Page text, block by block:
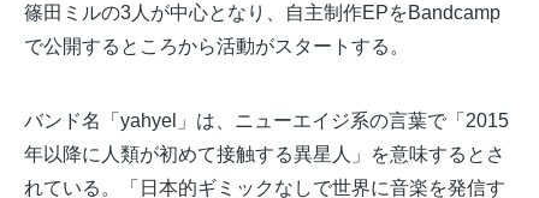
篠田ミルの3人が中心となり、自主制作EPをBandcamp
で公開するところから活動がスタートする。
バンド名「yahyel」は、ニューエイジ系の言葉で「2015
年以降に人類が初めて接触する異星人」を意味するとさ
れている。「日本的ギミックなしで世界に音楽を発信す